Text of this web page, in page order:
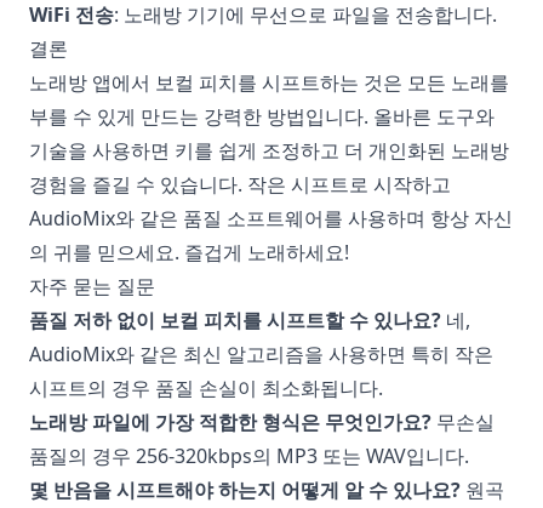
WiFi 전송: 노래방 기기에 무선으로 파일을 전송합니다.
결론
노래방 앱에서 보컬 피치를 시프트하는 것은 모든 노래를
부를 수 있게 만드는 강력한 방법입니다. 올바른 도구와
기술을 사용하면 키를 쉽게 조정하고 더 개인화된 노래방
경험을 즐길 수 있습니다. 작은 시프트로 시작하고
AudioMix와 같은 품질 소프트웨어를 사용하며 항상 자신
의 귀를 믿으세요. 즐겁게 노래하세요!
자주 묻는 질문
품질 저하 없이 보컬 피치를 시프트할 수 있나요? 네,
AudioMix와 같은 최신 알고리즘을 사용하면 특히 작은
시프트의 경우 품질 손실이 최소화됩니다.
노래방 파일에 가장 적합한 형식은 무엇인가요? 무손실
품질의 경우 256-320kbps의 MP3 또는 WAV입니다.
몇 반음을 시프트해야 하는지 어떻게 알 수 있나요? 원곡